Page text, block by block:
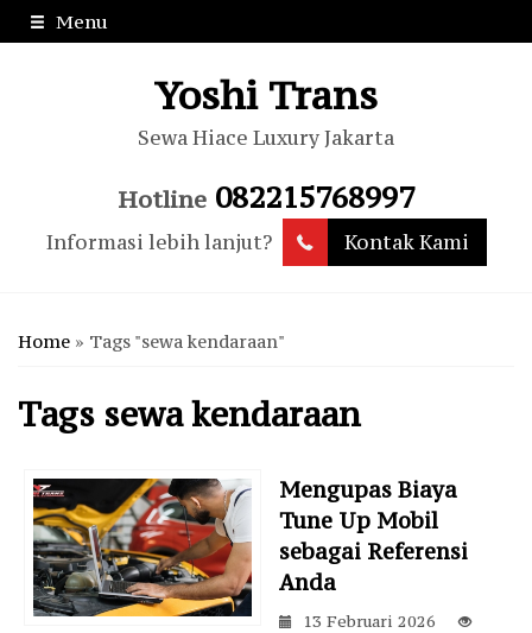
Menu
Yoshi Trans
Sewa Hiace Luxury Jakarta
Hotline 082215768997
Informasi lebih lanjut? Kontak Kami
Home » Tags "sewa kendaraan"
Tags sewa kendaraan
Mengupas Biaya
Tune Up Mobil
sebagai Referensi
Anda
13 Februari 2026